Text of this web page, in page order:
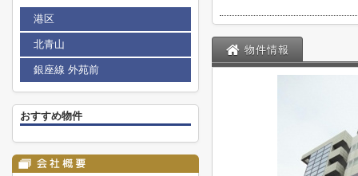
物件情報
港区
北青山
銀座線 外苑前
おすすめ物件